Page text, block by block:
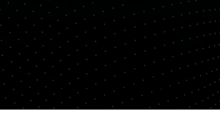
Copyright© Quemix Inc. All rights reserved.